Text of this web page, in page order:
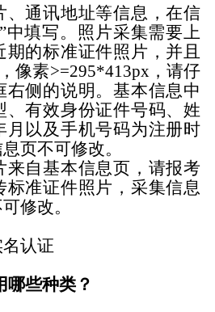
、通讯地址等信息，在信
中填写。照片采集需要上
的标准证件照片，并且
像素>=295*413px，请仔
右侧的说明。基本信息中
、有效身份证件号码、姓
月以及手机号码为注册时
页不可修改。
来自基本信息页，请报考
标准证件照片，采集信息
修改。
认证
哪些种类？